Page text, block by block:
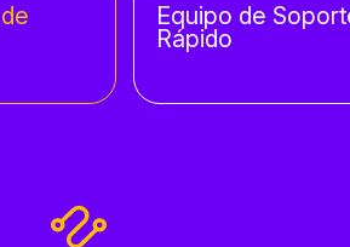
Equipo de
Rápido